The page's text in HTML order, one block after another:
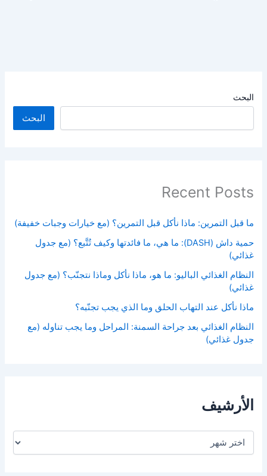
البحث
البحث
Recent Posts
ما قبل التمرين: ماذا نأكل قبل التمرين؟ (مع خيارات وجبات خفيفة)
حمية داش (DASH): ما هي، ما فائدتها وكيف تُتَّبع؟ (مع جدول
غذائي)
النظام الغذائي الباليو: ما هو، ماذا نأكل وماذا نتجنّب؟ (مع جدول
غذائي)
ماذا نأكل عند التهاب الحلق وما الذي يجب تجنّبه؟
النظام الغذائي بعد جراحة السمنة: المراحل وما يجب تناوله (مع
جدول غذائي)
الأرشيف